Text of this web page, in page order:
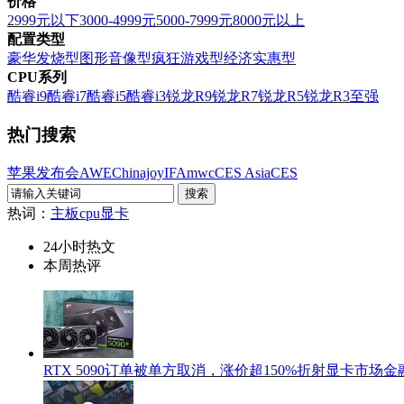
2999元以下3000-4999元5000-7999元8000元以上
配置类型
豪华发烧型图形音像型疯狂游戏型经济实惠型
CPU系列
酷睿i9酷睿i7酷睿i5酷睿i3锐龙R9锐龙R7锐龙R5锐龙R3至强
热门搜索
苹果发布会AWEChinajoyIFAmwcCES AsiaCES
热词： 主板cpu显卡
24小时热文
本周热评
RTX 5090订单被单方取消，涨价超150%折射显卡市场金